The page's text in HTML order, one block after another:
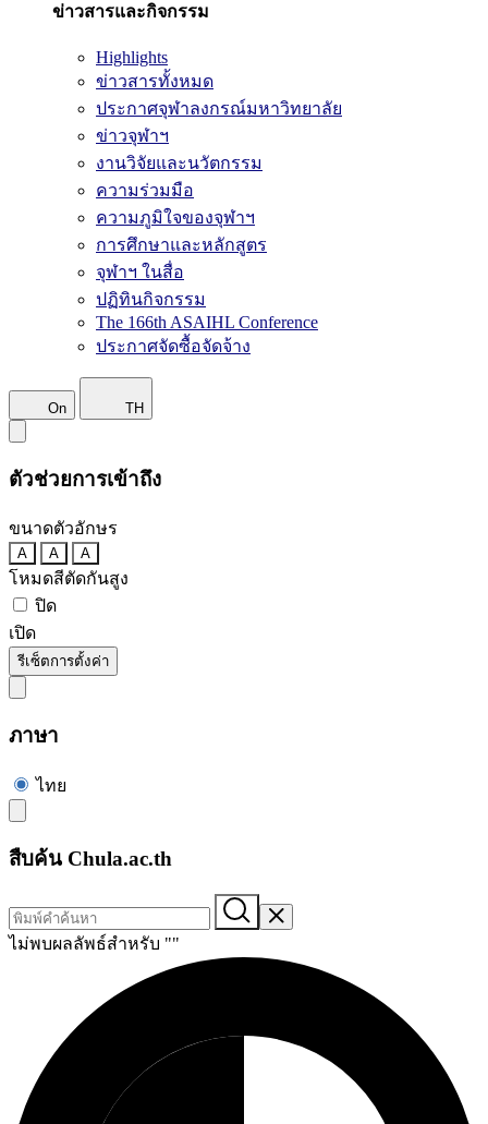
ข่าวสารและกิจกรรม
Highlights
ข่าวสารทั้งหมด
ประกาศจุฬาลงกรณ์มหาวิทยาลัย
ข่าวจุฬาฯ
งานวิจัยและนวัตกรรม
ความร่วมมือ
ความภูมิใจของจุฬาฯ
การศึกษาและหลักสูตร
จุฬาฯ ในสื่อ
ปฏิทินกิจกรรม
The 166th ASAIHL Conference
ประกาศจัดซื้อจัดจ้าง
On TH
ตัวช่วยการเข้าถึง
ขนาดตัวอักษร
A A A
โหมดสีตัดกันสูง
ปิด
เปิด
รีเซ็ตการตั้งค่า
ภาษา
ไทย
สืบค้น Chula.ac.th
ไม่พบผลลัพธ์สำหรับ ""